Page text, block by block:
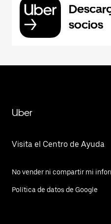
socios
Uber
Visita el Centro de Ayuda
No vender ni compartir mi
Política de datos de Google